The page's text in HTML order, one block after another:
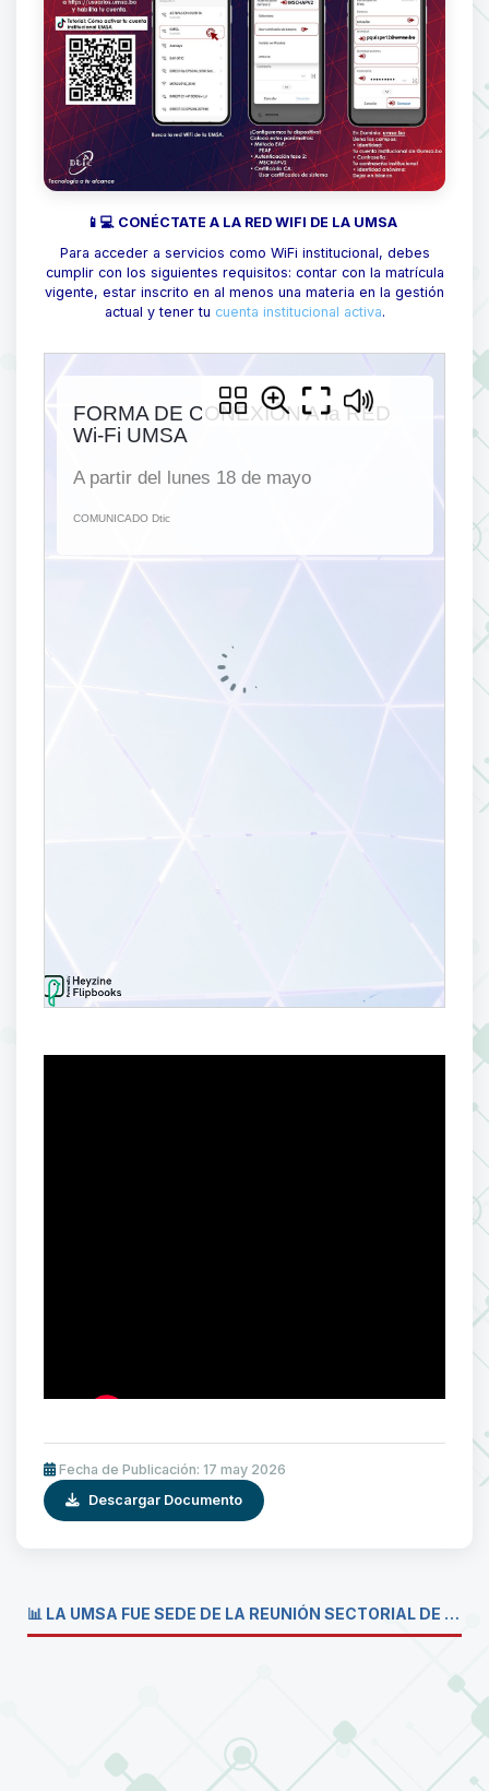
📱💻 CONÉCTATE A LA RED WIFI DE LA UMSA
Para acceder a servicios como WiFi institucional, debes
cumplir con los siguientes requisitos: contar con la matrícula
vigente, estar inscrito en al menos una materia en la gestión
actual y tener tu cuenta institucional activa.
Fecha de Publicación: 17 may 2026
Descargar Documento
📊 LA UMSA FUE SEDE DE LA REUNIÓN SECTORIAL DE CARRERAS DE ECONOMÍA DEL SISTEMA DE LA UNIVERSIDAD BOLIVIANA💼